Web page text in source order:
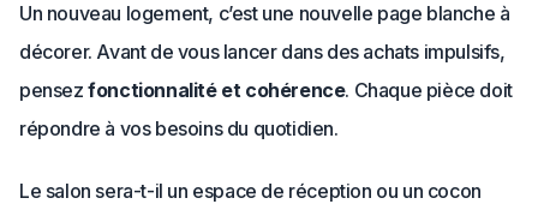
Un nouveau logement, c’est une nouvelle page blanche à
décorer. Avant de vous lancer dans des achats impulsifs,
pensezfonctionnalité et cohérence. Chaque pièce doit
répondre à vos besoins du quotidien.
Le salon sera-t-il un espace de réception ou un cocon